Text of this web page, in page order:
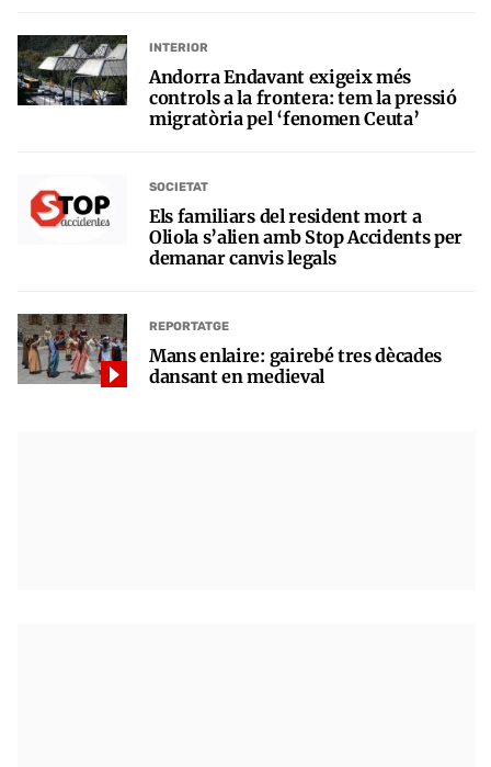
INTERIOR
Andorra Endavant exigeix més
controls a la frontera: tem la pressió
migratòria pel ‘fenomen Ceuta’
SOCIETAT
Els familiars del resident mort a
Oliola s’alien amb Stop Accidents per
demanar canvis legals
REPORTATGE
Mans enlaire: gairebé tres dècades
dansant en medieval